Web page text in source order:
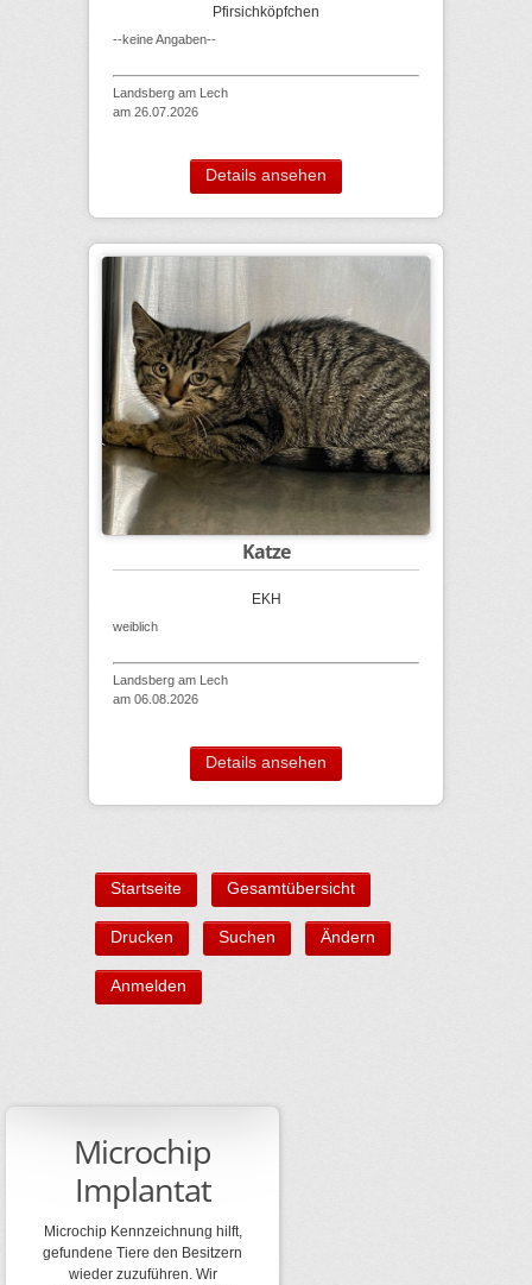
Pfirsichköpfchen
--keine Angaben--
Landsberg am Lech
am 26.07.2026
Details ansehen
Katze
EKH
weiblich
Landsberg am Lech
am 06.08.2026
Details ansehen
Startseite Gesamtübersicht
Drucken Suchen Ändern
Anmelden
Microchip
Implantat
Microchip Kennzeichnung hilft,
gefundene Tiere den Besitzern
wieder zuzuführen. Wir